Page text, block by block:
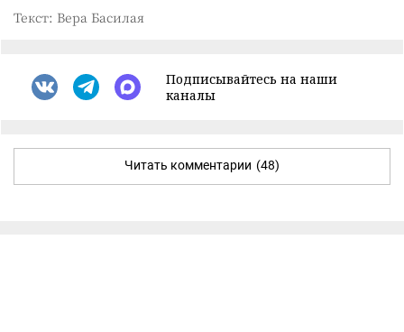
Текст: Вера Басилая
Подписывайтесь на наши
каналы
Читать комментарии (48)